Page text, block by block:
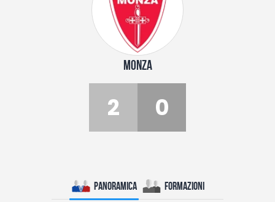
MONZA
2 0
Panoramica Formazioni